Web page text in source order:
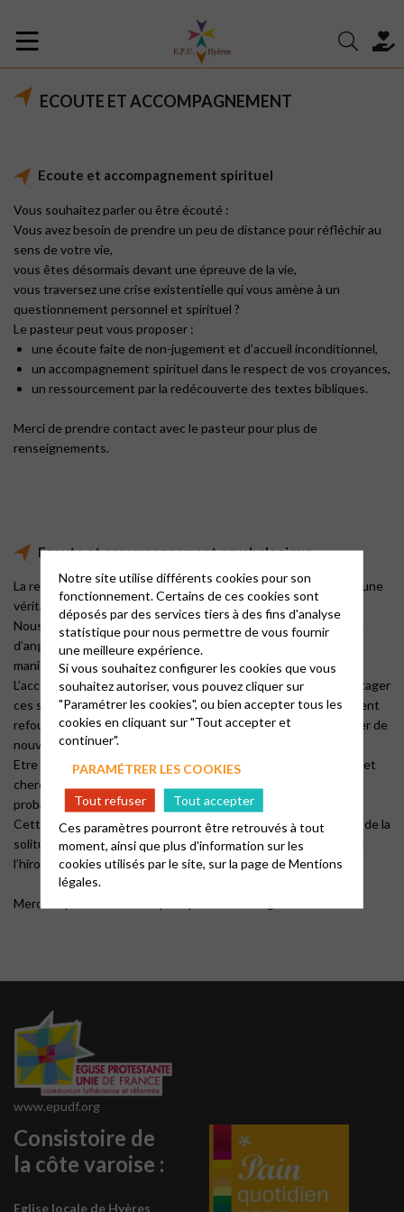
ECOUTE ET ACCOMPAGNEMENT
Ecoute et accompagnement spirituel
Vous souhaitez parler ou être écouté :
Vous avez besoin de prendre un peu de distance pour réfléchir au
sens de votre vie,
vous êtes désormais devant une épreuve de la vie,
vous traversez une crise existentielle qui vous amène à un
questionnement personnel et spirituel ?
Le pasteur peut vous proposer :
une écoute faite de non-jugement et d’accueil inconditionnel,
un accompagnement spirituel dans le respect de vos croyances,
un ressourcement par la redécouverte des textes bibliques.
Merci de prendre contact avec le pasteur pour plus de
renseignements.
Ecoute et accompagnement psychologique
La relation d’aide dans notre société si désorientée constitue une
véritable nécessité.
Nous vivons tous des périodes de souffrances faites de peurs,
d’angoisses, de solitude, de rejet, de dépendances, de
manifestations psychosomatiques…
L’accompagnement psychologique est là pour nous aider à partager
ces souffrances, une occasion de libérer nos émotions si souvent
refoulées, de découvrir nos propres capacités et ainsi de tenter de
nouvelles solutions permettant de reprendre espoir.
Etre accueilli dans le respect et la bienveillance libère la parole et
chercher ensemble des solutions redonne confiance dans un
probable changement !
Cette relation de confiance et d’authenticité permet de sortir de la
solitude, de la rumination improductive, et d’apercevoir comme
l’hirondelle annonce le printemps, un avenir meilleur !
Merci de prendre contact pour plus de renseignements.
www.epudf.org
Consistoire de
la côte varoise :
Eglise locale de Hyères
Notre site utilise différents cookies pour son
fonctionnement. Certains de ces cookies sont
déposés par des services tiers à des fins d'analyse
statistique pour nous permettre de vous fournir
une meilleure expérience.
Si vous souhaitez configurer les cookies que vous
souhaitez autoriser, vous pouvez cliquer sur
"Paramétrer les cookies", ou bien accepter tous les
cookies en cliquant sur "Tout accepter et
continuer".
PARAMÉTRER LES COOKIES
Tout refuser
Tout accepter
Ces paramètres pourront être retrouvés à tout
moment, ainsi que plus d'information sur les
cookies utilisés par le site, sur la page deMentions
légales.